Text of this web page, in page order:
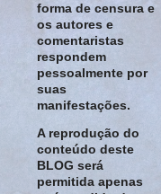
forma de censura e
os autores e
comentaristas
respondem
pessoalmente por
suas
manifestações.
A reprodução do
conteúdo deste
BLOG será
permitida apenas